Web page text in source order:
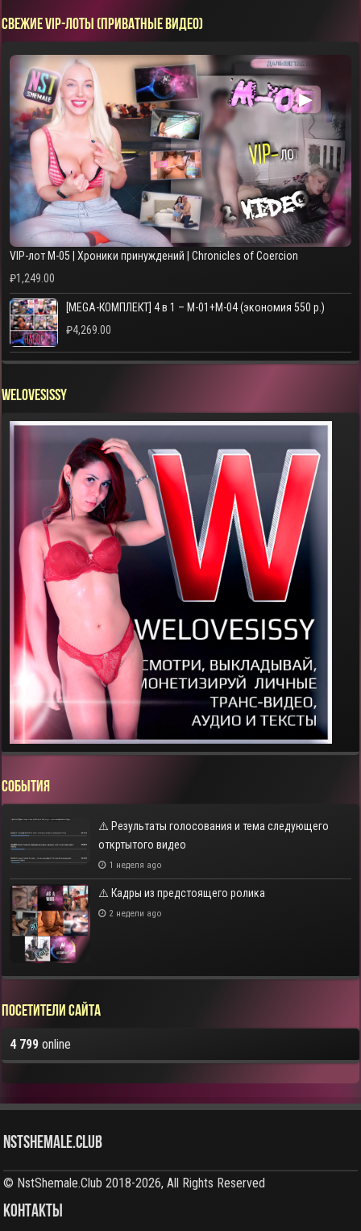
СВЕЖИЕ VIP-ЛОТЫ (ПРИВАТНЫЕ ВИДЕО)
▶
VIP-лот M-05 | Хроники принуждений | Chronicles of Coercion
₽1,249.00
[MEGA-КОМПЛЕКТ] 4 в 1 – M-01+M-04 (экономия 550 р.)
₽4,269.00
WELOVESISSY
СОБЫТИЯ
⚠️ Результаты голосования и тема следующего
откртытого видео
1 неделя ago
⚠️ Кадры из предстоящего ролика
2 недели ago
Посетители сайта
4 799 online
NstShemale.Club
© NstShemale.Club 2018-2026, All Rights Reserved
КОНТАКТЫ